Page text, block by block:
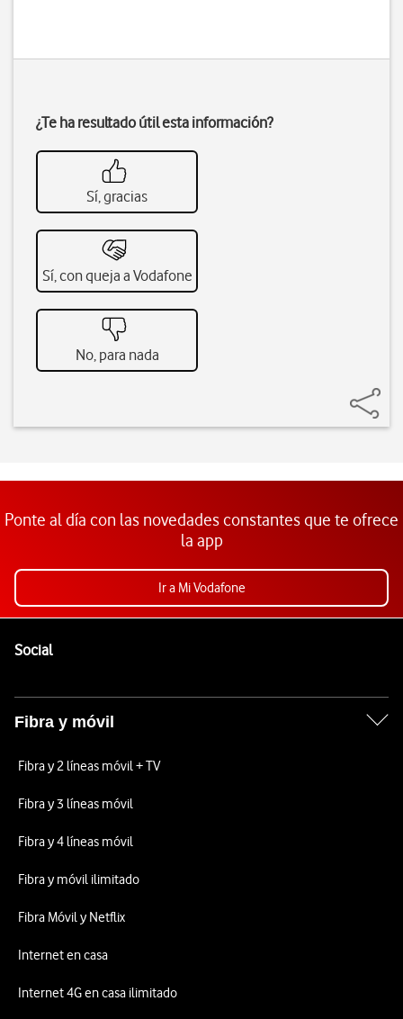
¿Te ha resultado útil esta información?
Sí, gracias
Sí, con queja a Vodafone
No, para nada
Ponte al día con las novedades constantes que te ofrece
la app
Ir a Mi Vodafone
SocialEnlaces a las redes sociales de Vodafone
Fibra y móvil
Fibra y 2 líneas móvil + TV
Fibra y 3 líneas móvil
Fibra y 4 líneas móvil
Fibra y móvil ilimitado
Fibra Móvil y Netflix
Internet en casa
Internet 4G en casa ilimitado